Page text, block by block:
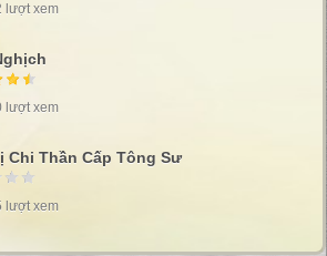
lượt xem
lượt xem
Chi Thần Cấp Tông Sư
lượt xem